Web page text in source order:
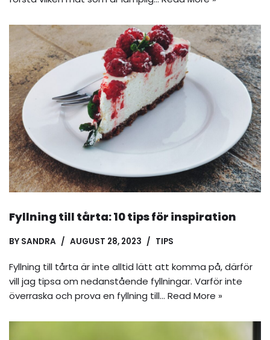
Fyllning till tårta: 10 tips för inspiration
BY SANDRA AUGUST 28, 2023 TIPS
Fyllning till tårta är inte alltid lätt att komma på, därför
vill jag tipsa om nedanstående fyllningar. Varför inte
överraska och prova en fyllning till… Read More »